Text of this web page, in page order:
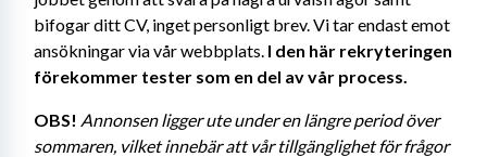
bifogar ditt CV, inget personligt brev. Vi tar endast emot
ansökningar via vår webbplats. I den här rekryteringen
förekommer tester som en del av vår process.
OBS! Annonsen ligger ute under en längre period över
sommaren, vilket innebär att vår tillgänglighet för frågor